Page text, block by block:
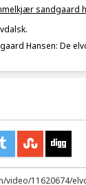
sandgaard
Hansen: De